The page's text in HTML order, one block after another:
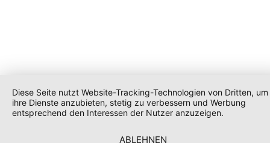
Diese Seite nutzt Website-Tracking-Technologien von Dritten, um
ihre Dienste anzubieten, stetig zu verbessern und Werbung
entsprechend den Interessen der Nutzer anzuzeigen.
ABLEHNEN